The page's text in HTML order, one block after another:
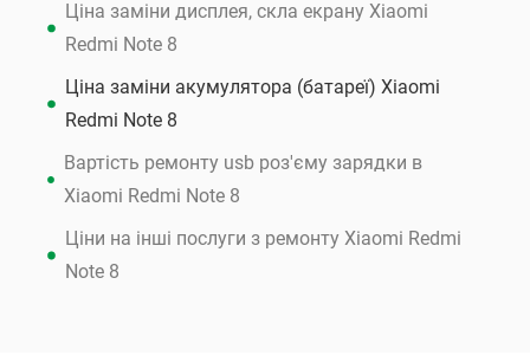
Ціна заміни дисплея, скла екрану Xiaomi
Redmi Note 8
Ціна заміни акумулятора (батареї) Xiaomi
Redmi Note 8
Вартість ремонту usb роз'єму зарядки в
Xiaomi Redmi Note 8
Ціни на інші послуги з ремонту Xiaomi Redmi
Note 8